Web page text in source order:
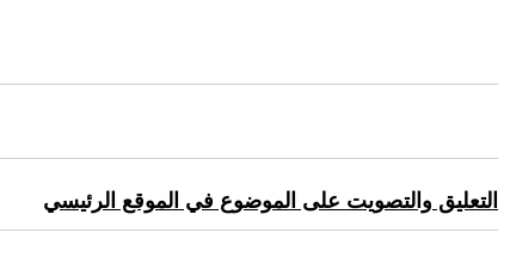
التعليق والتصويت على الموضوع في الموقع الرئيسي